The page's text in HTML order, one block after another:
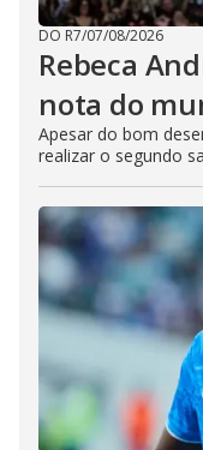
DO R7/07/08/2026
Rebeca
nota do
Apesar do bom
realizar o segundo